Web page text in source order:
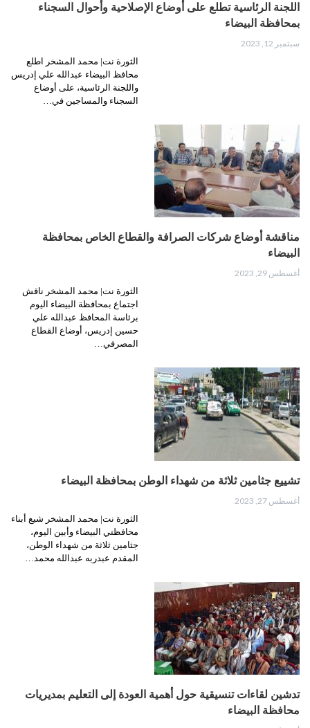
اللجنة الرئاسية تطلع على أوضاع الإصلاحية وأحوال السجناء
بمحافظة البيضاء
سبتمبر 12, 2023
الثورة نت| محمد المشخر اطلع
محافظ البيضاء عبدالله علي إدريس
واللجنة الرئاسية، على أوضاع
السجناء والمساجين في…
مناقشة أوضاع شركات الصرافة والقطاع الخاص بمحافظة
البيضاء
أغسطس 29, 2023
الثورة نت| محمد المشخر ناقش
اجتماع بمحافظة البيضاء اليوم
برئاسة المحافظ عبدالله علي
حسين إدريس، أوضاع القطاع
المصرفي…
تشييع جثامين ثلاثة من شهداء الوطن بمحافظة البيضاء
أغسطس 27, 2023
الثورة نت| محمد المشخر شيع أبناء
محافظتي البيضاء وأبين اليوم،
جثامين ثلاثة من شهداء الوطن،
المقدم عبدربه عبدالله محمد…
تدشين لقاءات تنسيقية حول أهمية العودة إلى التعليم بمديريات
محافظة البيضاء